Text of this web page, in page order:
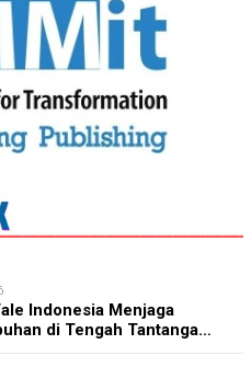
Indonesia Menjaga
di Tengah Tantanga…